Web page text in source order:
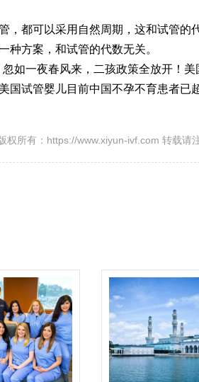
，都可以采用自然周期，这和试管的
种方案，和试管的代数无关。
如一夜春风来，二孩政策全放开！美
国试管婴儿目前中国不孕不育患者已
权所有：https://www.xiyun-ivf.com 转载请